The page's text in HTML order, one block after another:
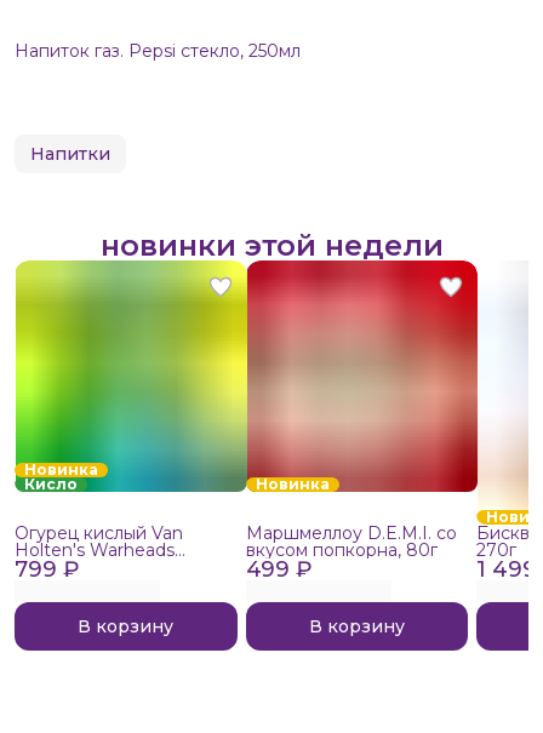
Напиток газ. Pepsi стекло, 250мл
Напитки
новинки этой недели
Новинка
Кисло
799 ₽
Огурец кислый Van
Holten's Warheads
Extreme Sour, 140г
В корзину
Новинка
499 ₽
Маршмеллоу D.E.M.I. со
вкусом попкорна, 80г
В корзину
1
270г